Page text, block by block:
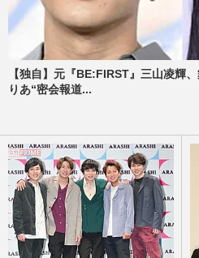
【独自】元『BE:FIRST』三山凌輝
りあ“密会報道...